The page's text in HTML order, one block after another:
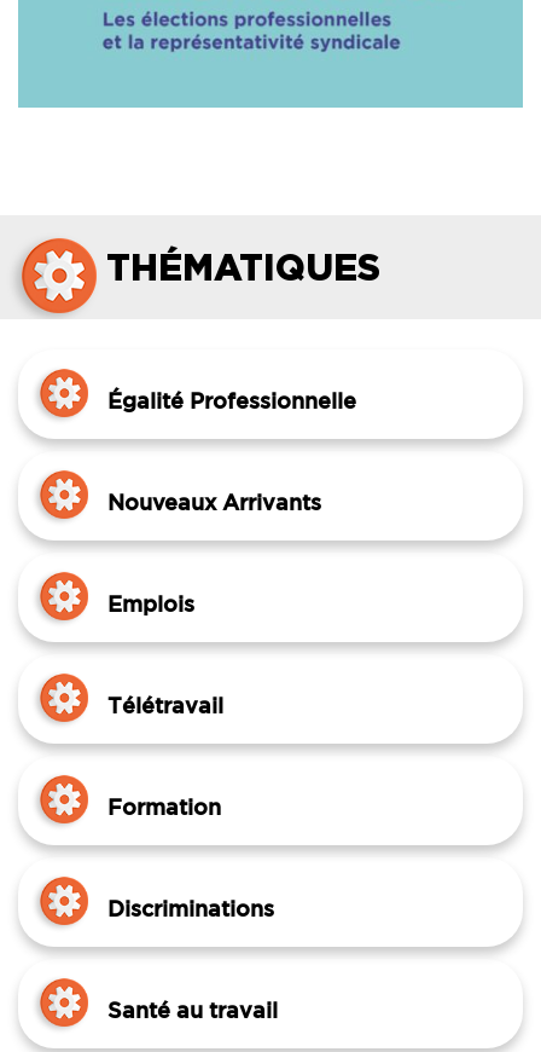
THÉMATIQUES
Égalité Professionnelle
Nouveaux Arrivants
Emplois
Télétravail
Formation
Discriminations
Santé au travail